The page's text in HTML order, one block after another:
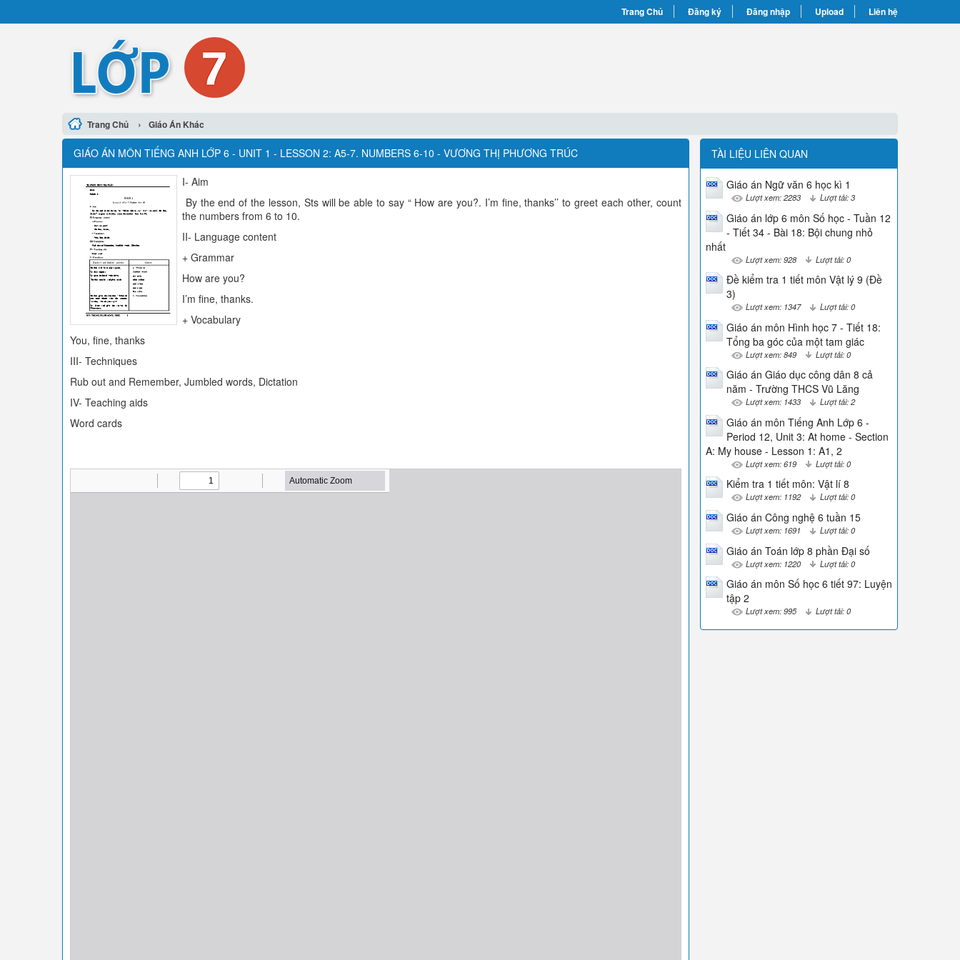
Trang Chủ Đăng ký Đăng nhập Upload Liên hệ
Trang Chủ › Giáo Án Khác
GIÁO ÁN MÔN TIẾNG ANH LỚP 6 - UNIT 1 - LESSON 2: A5-7. NUMBERS 6-10 - VƯƠNG THỊ PHƯƠNG TRÚC
I- Aim
By the end of the lesson, Sts will be able to say “ How are you?. I’m fine, thanks’’ to greet each other, count
the numbers from 6 to 10.
II- Language content
+ Grammar
How are you?
I’m fine, thanks.
+ Vocabulary
You, fine, thanks
III- Techniques
Rub out and Remember, Jumbled words, Dictation
IV- Teaching aids
Word cards
TÀI LIỆU LIÊN QUAN
Giáo án Ngữ văn 6 học kì 1
Lượt xem: 2283 Lượt tải: 3
Giáo án lớp 6 môn Số học - Tuần 12
- Tiết 34 - Bài 18: Bội chung nhỏ
nhất
Lượt xem: 928 Lượt tải: 0
Đề kiểm tra 1 tiết môn Vật lý 9 (Đề
3)
Lượt xem: 1347 Lượt tải: 0
Giáo án môn Hình học 7 - Tiết 18:
Tổng ba góc của một tam giác
Lượt xem: 849 Lượt tải: 0
Giáo án Giáo dục công dân 8 cả
năm - Trường THCS Vũ Lăng
Lượt xem: 1433 Lượt tải: 2
Giáo án môn Tiếng Anh Lớp 6 -
Period 12, Unit 3: At home - Section
A: My house - Lesson 1: A1, 2
Lượt xem: 619 Lượt tải: 0
Kiểm tra 1 tiết môn: Vật lí 8
Lượt xem: 1192 Lượt tải: 0
Giáo án Công nghệ 6 tuần 15
Lượt xem: 1691 Lượt tải: 0
Giáo án Toán lớp 8 phần Đại số
Lượt xem: 1220 Lượt tải: 0
Giáo án môn Số học 6 tiết 97: Luyện
tập 2
Lượt xem: 995 Lượt tải: 0